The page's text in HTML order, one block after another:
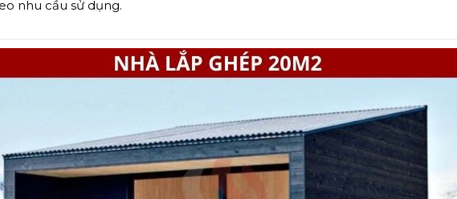
nhu cầu sử dụng.